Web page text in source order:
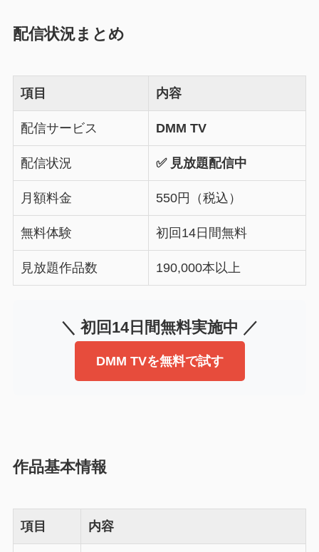
配信状況まとめ
項目 内容
配信サービス DMM TV
配信状況 ✅ 見放題配信中
月額料金 550円（税込）
無料体験 初回14日間無料
見放題作品数 190,000本以上
＼ 初回14日間無料実施中 ／
DMM TVを無料で試す
作品基本情報
項目 内容